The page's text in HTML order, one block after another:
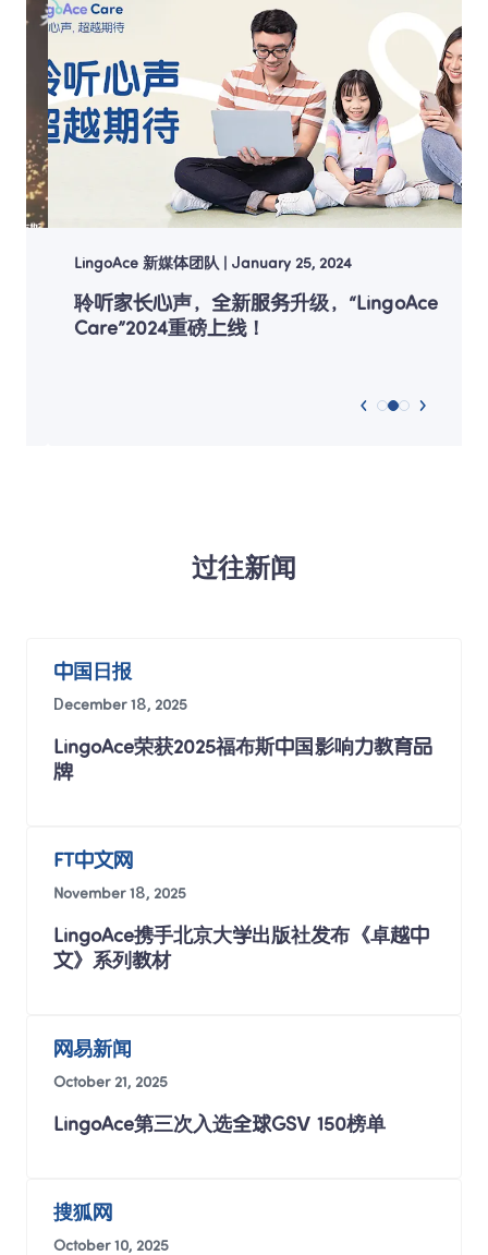
LingoAce 新媒体团队 | January 25, 2024
聆听家长心声，全新服务升级，“LingoAce
Care”2024重磅上线！
过往新闻
中国日报
December 18, 2025
LingoAce荣获2025福布斯中国影响力教育品
牌
FT中文网
November 18, 2025
LingoAce携手北京大学出版社发布《卓越中
文》系列教材
网易新闻
October 21, 2025
LingoAce第三次入选全球GSV 150榜单
搜狐网
October 10, 2025